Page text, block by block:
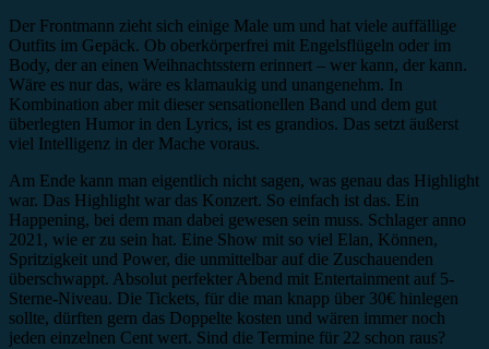
Der Frontmann zieht sich einige Male um und hat viele auffällige
Outfits im Gepäck. Ob oberkörperfrei mit Engelsflügeln oder im
Body, der an einen Weihnachtsstern erinnert – wer kann, der kann.
Wäre es nur das, wäre es klamaukig und unangenehm. In
Kombination aber mit dieser sensationellen Band und dem gut
überlegten Humor in den Lyrics, ist es grandios. Das setzt äußerst
viel Intelligenz in der Mache voraus.
Am Ende kann man eigentlich nicht sagen, was genau das Highlight
war. Das Highlight war das Konzert. So einfach ist das. Ein
Happening, bei dem man dabei gewesen sein muss. Schlager anno
2021, wie er zu sein hat. Eine Show mit so viel Elan, Können,
Spritzigkeit und Power, die unmittelbar auf die Zuschauenden
überschwappt. Absolut perfekter Abend mit Entertainment auf 5-
Sterne-Niveau. Die Tickets, für die man knapp über 30€ hinlegen
sollte, dürften gern das Doppelte kosten und wären immer noch
jeden einzelnen Cent wert. Sind die Termine für 22 schon raus?